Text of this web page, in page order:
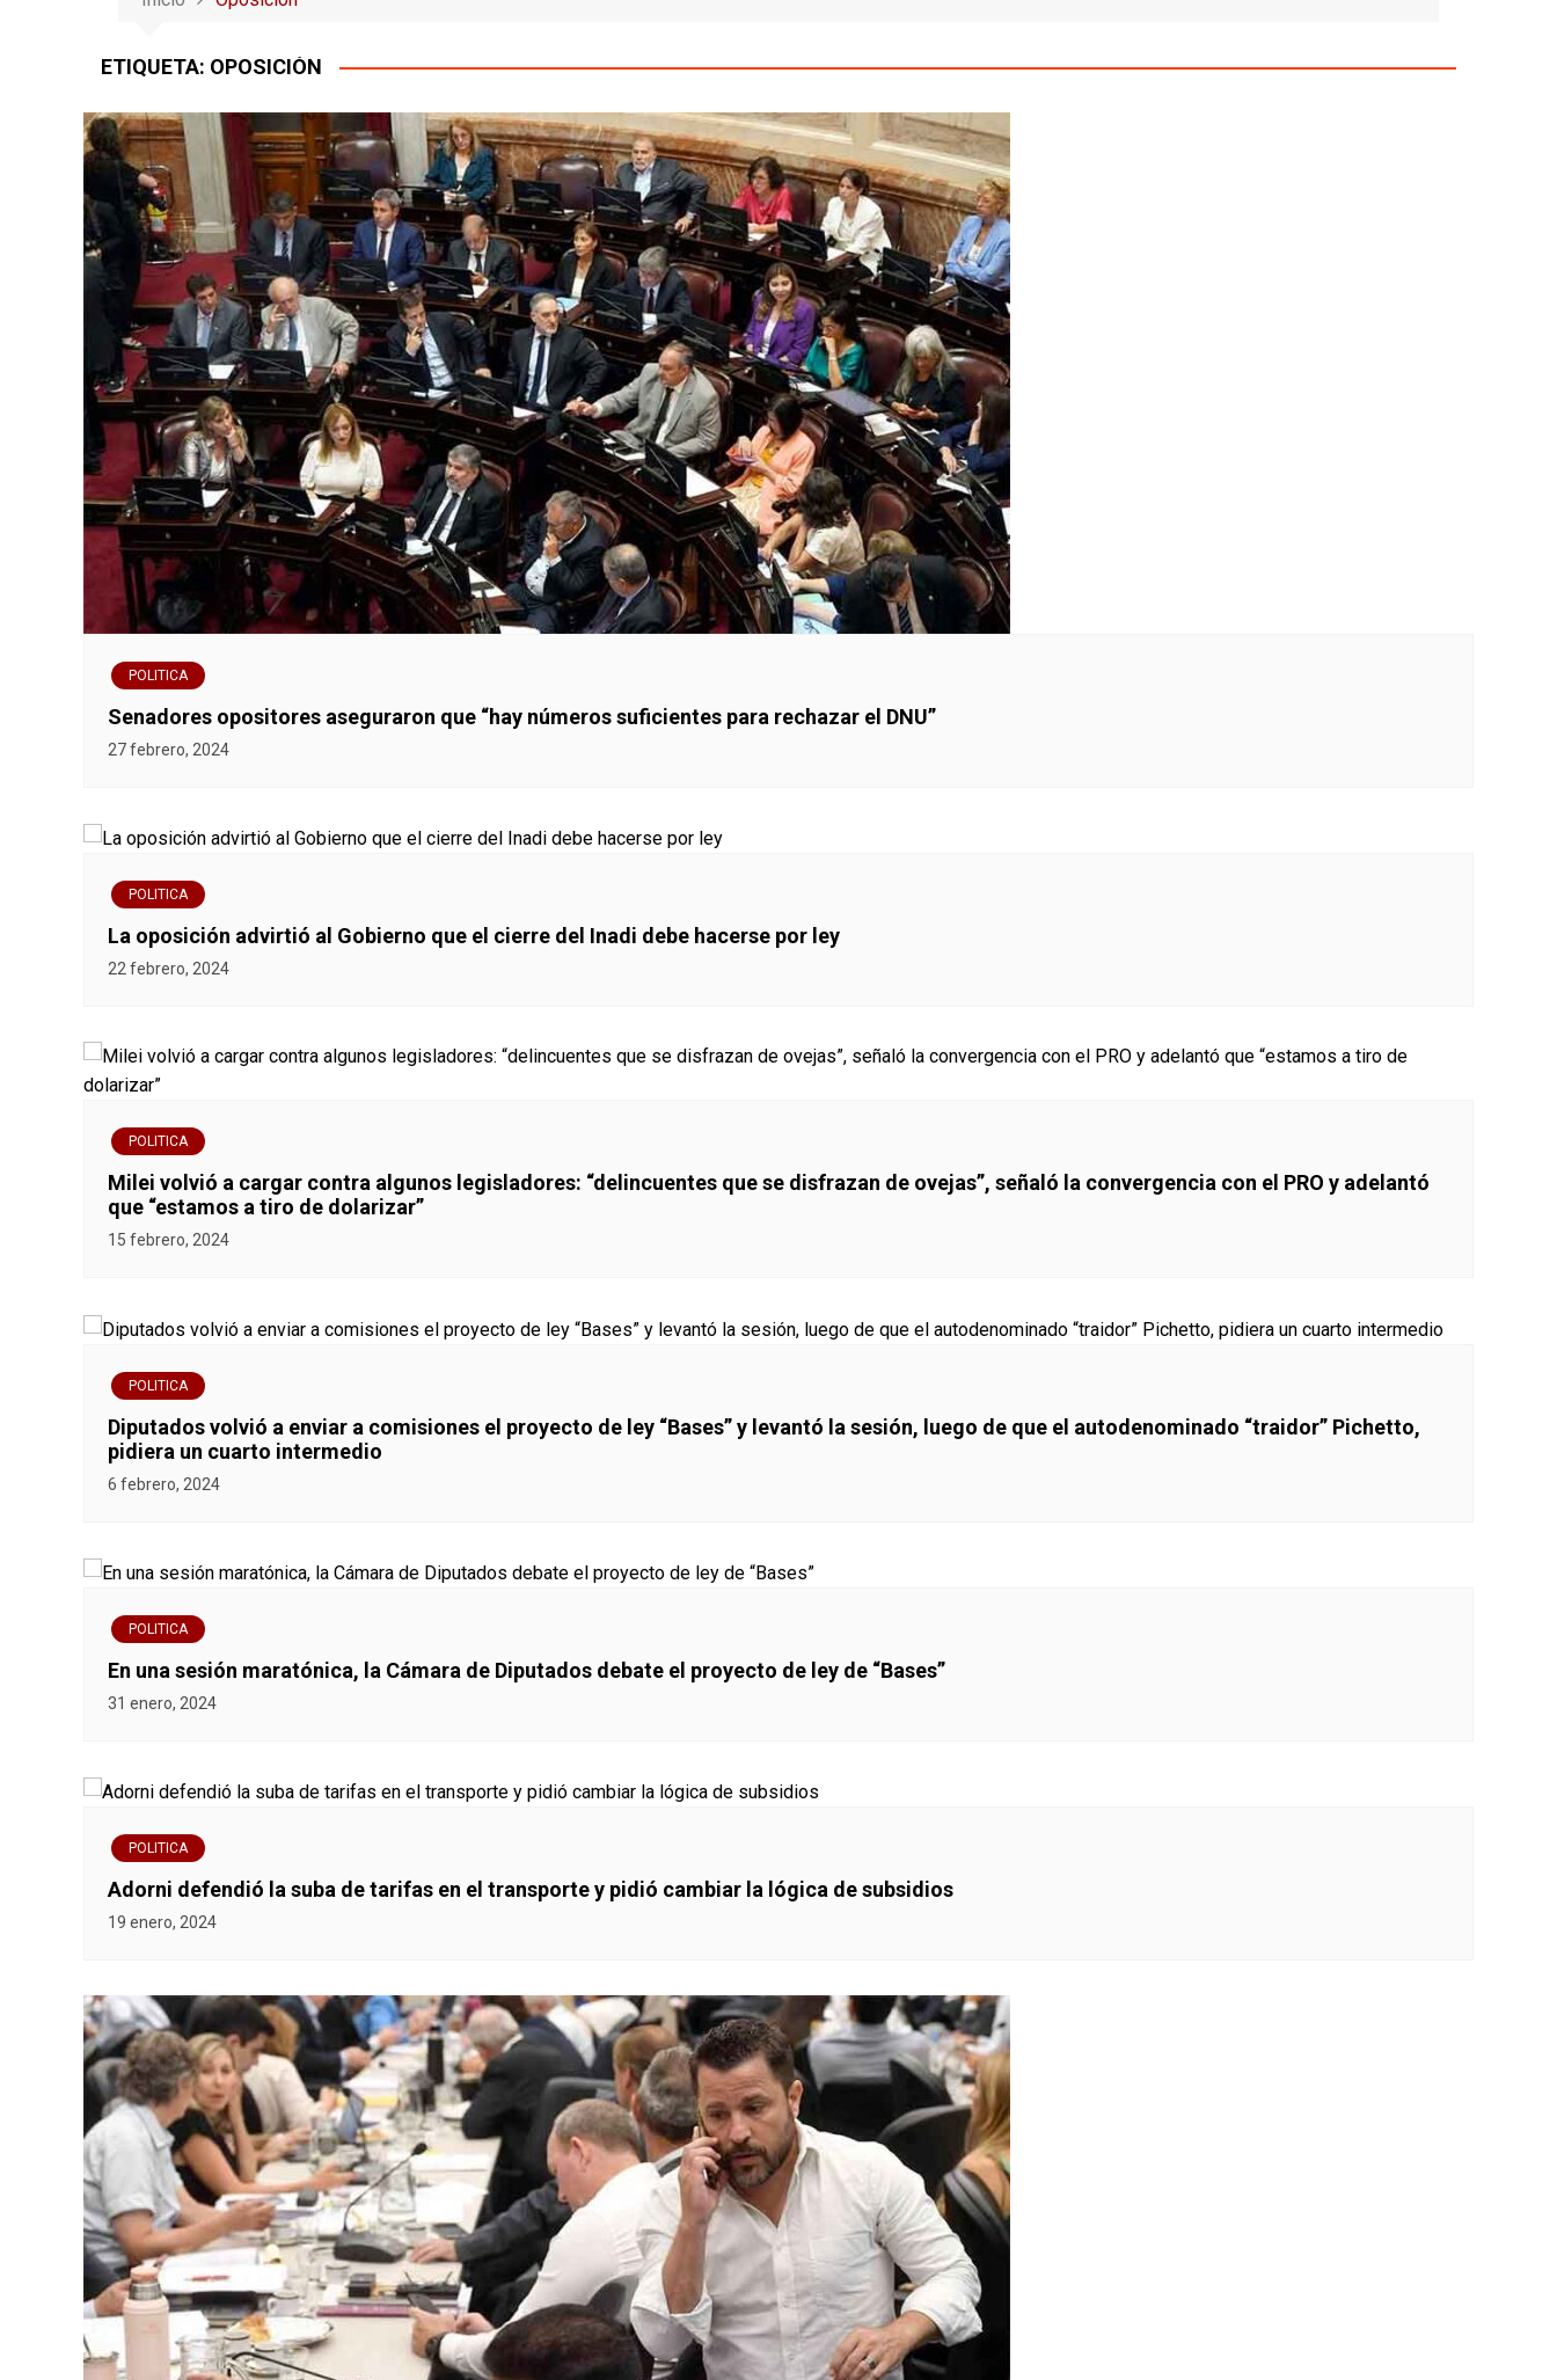
ETIQUETA: OPOSICIÓN
POLITICA
Senadores opositores aseguraron que “hay números suficientes para rechazar el DNU”
27 febrero, 2024
POLITICA
La oposición advirtió al Gobierno que el cierre del Inadi debe hacerse por ley
22 febrero, 2024
POLITICA
Milei volvió a cargar contra algunos legisladores: “delincuentes que se disfrazan de ovejas”, señaló la convergencia con el PRO y adelantó
que “estamos a tiro de dolarizar”
15 febrero, 2024
POLITICA
Diputados volvió a enviar a comisiones el proyecto de ley “Bases” y levantó la sesión, luego de que el autodenominado “traidor” Pichetto,
pidiera un cuarto intermedio
6 febrero, 2024
POLITICA
En una sesión maratónica, la Cámara de Diputados debate el proyecto de ley de “Bases”
31 enero, 2024
POLITICA
Adorni defendió la suba de tarifas en el transporte y pidió cambiar la lógica de subsidios
19 enero, 2024